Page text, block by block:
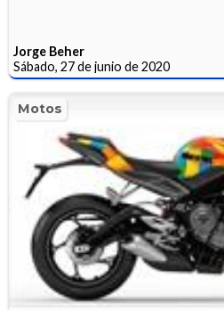
Jorge Beher
Sábado, 27 de junio de 2020
Motos